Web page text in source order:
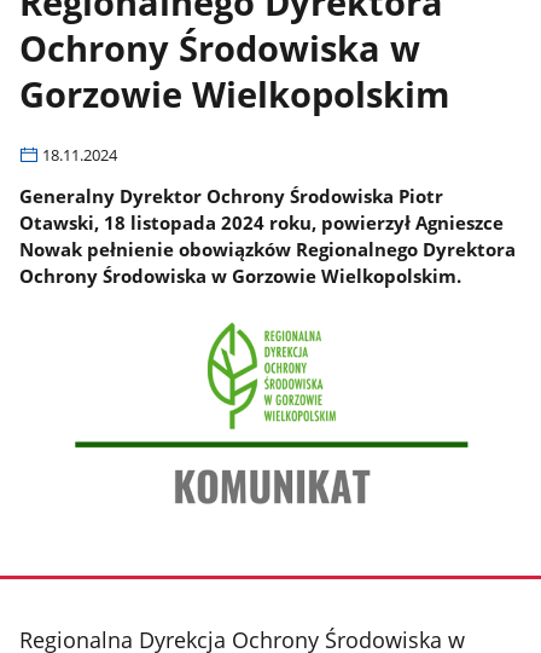
Ochrony Środowiska w
Gorzowie Wielkopolskim
18.11.2024
Generalny Dyrektor Ochrony Środowiska Piotr
Otawski, 18 listopada 2024 roku, powierzył Agnieszce
Nowak pełnienie obowiązków Regionalnego Dyrektora
Ochrony Środowiska w Gorzowie Wielkopolskim.
stopka
Regionalna Dyrekcja Ochrony Środowiska w